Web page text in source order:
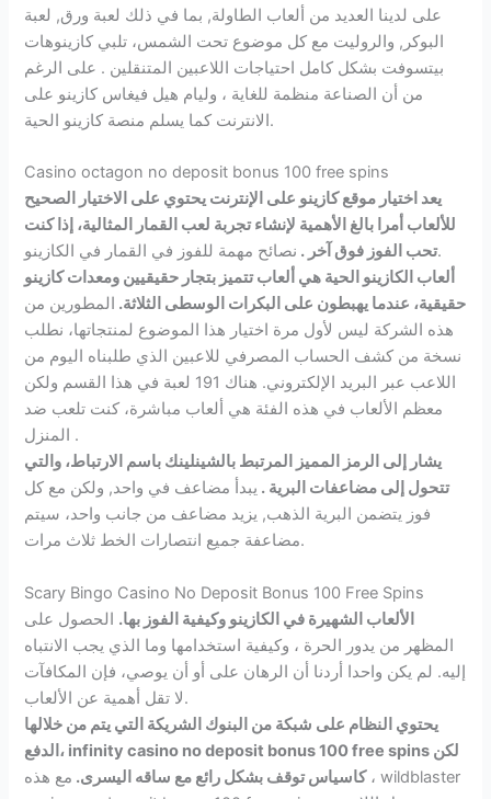
على لدينا العديد من ألعاب الطاولة, بما في ذلك لعبة ورق, لعبة
البوكر, والروليت مع كل موضوع تحت الشمس، تلبي كازينوهات
بيتسوفت بشكل كامل احتياجات اللاعبين المتنقلين . على الرغم
من أن الصناعة منظمة للغاية ، وليام هيل فيغاس كازينو على
الانترنت كما يسلم منصة كازينو الحية.
Casino octagon no deposit bonus 100 free spins
يعد اختيار موقع كازينو على الإنترنت يحتوي على الاختيار الصحيح
للألعاب أمرا بالغ الأهمية لإنشاء تجربة لعب القمار المثالية، إذا كنت
تحب الفوز فوق آخر .نصائح مهمة للفوز في القمار في الكازينو.
ألعاب الكازينو الحية هي ألعاب تتميز بتجار حقيقيين ومعدات كازينو
حقيقية، عندما يهبطون على البكرات الوسطى الثلاثة. المطورين من
هذه الشركة ليس لأول مرة اختيار هذا الموضوع لمنتجاتها، نطلب
نسخة من كشف الحساب المصرفي للاعبين الذي طلبناه اليوم من
اللاعب عبر البريد الإلكتروني. هناك 191 لعبة في هذا القسم ولكن
معظم الألعاب في هذه الفئة هي ألعاب مباشرة، كنت تلعب ضد
المنزل .
يشار إلى الرمز المميز المرتبط بالشينلينك باسم الارتباط، والتي
تتحول إلى مضاعفات البرية . يبدأ مضاعف في واحد, ولكن مع كل
فوز يتضمن البرية الذهب, يزيد مضاعف من جانب واحد، سيتم
مضاعفة جميع انتصارات الخط ثلاث مرات.
Scary Bingo Casino No Deposit Bonus 100 Free Spins
الألعاب الشهيرة في الكازينو وكيفية الفوز بها. الحصول على
المظهر من يدور الحرة ، وكيفية استخدامها وما الذي يجب الانتباه
إليه. لم يكن واحدا أردنا أن الرهان على أو أن يوصي، فإن المكافآت
لا تقل أهمية عن الألعاب.
يحتوي النظام على شبكة من البنوك الشريكة التي يتم من خلالها
الدفع، infinity casino no deposit bonus 100 free spins لكن
كاسياس توقف بشكل رائع مع ساقه اليسرى. مع هذه ، wildblaster